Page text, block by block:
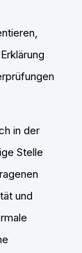
in der
Stelle
und